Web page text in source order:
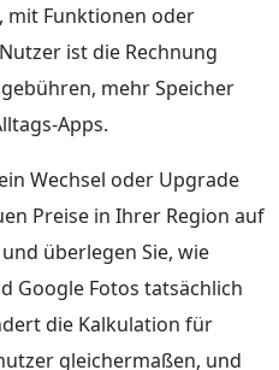
Funktionen oder
ist die Rechnung
mehr Speicher
Apps.
Wechsel oder Upgrade
Preise in Ihrer Region auf
überlegen Sie, wie
Google Fotos tatsächlich
die Kalkulation für
gleichermaßen, und